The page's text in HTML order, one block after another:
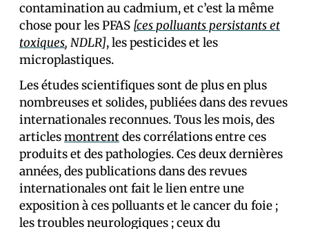
contamination au cadmium, et c’est la même
chose pour les PFAS [ces polluants persistants et
toxiques, NDLR], les pesticides et les
microplastiques.
Les études scientifiques sont de plus en plus
nombreuses et solides, publiées dans des revues
internationales reconnues. Tous les mois, des
articlesmontrentdes corrélations entre ces
produits et des pathologies. Ces deux dernières
années, des publications dans des revues
internationales ont fait le lien entre une
exposition à ces polluants et le cancer du foie ;
les troubles neurologiques ; ceux du